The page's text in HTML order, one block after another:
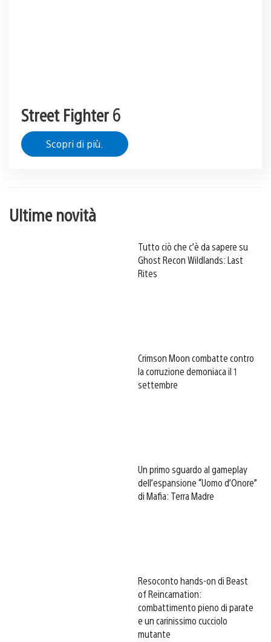
Street Fighter 6
Scopri di più.
Ultime novità
Tutto ciò che c’è da sapere su
Ghost Recon Wildlands: Last
Rites
Crimson Moon combatte contro
la corruzione demoniaca il 1
settembre
Un primo sguardo al gameplay
dell’espansione “Uomo d’Onore”
di Mafia: Terra Madre
Resoconto hands-on di Beast
of Reincarnation:
combattimento pieno di parate
e un carinissimo cucciolo
mutante